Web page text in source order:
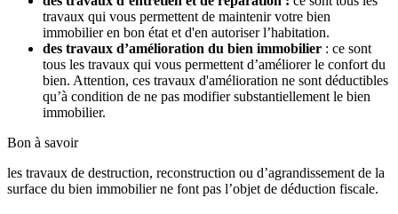
travaux qui vous permettent de maintenir votre bien
immobilier en bon état et d'en autoriser l’habitation.
des travaux d’amélioration du bien immobilier : ce sont
tous les travaux qui vous permettent d’améliorer le confort du
bien. Attention, ces travaux d'amélioration ne sont déductibles
qu’à condition de ne pas modifier substantiellement le bien
immobilier.
Bon à savoir
les travaux de destruction, reconstruction ou d’agrandissement de la
surface du bien immobilier ne font pas l’objet de déduction fiscale.